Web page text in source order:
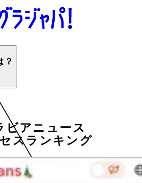
？
ビアニュース
スランキング